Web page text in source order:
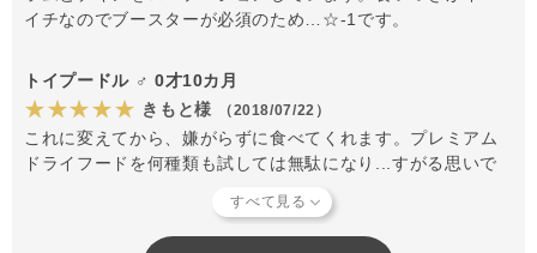
イチなのでブースターが必須のため…☆-1です。
トイプードル ♂ 0才10カ月
★★★★★ きもと様 （2018/07/22）
これに変えてから、嫌がらずに食べてくれます。プレミアム
ドライフードを何種類も試しては無駄になり...すがる思いで
なり、うんちの臭いも変な臭さはありません。 冷凍なので多
少の手間はかかりますが、変えて本当に良かったと思いま